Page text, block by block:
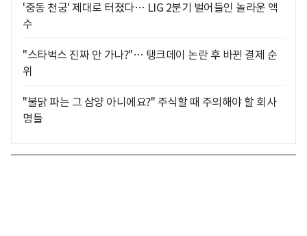
'중동 천궁' 제대로 터졌다… LIG 2분기 벌어들인 놀라운 액
수
"스타벅스 진짜 안 가나?"… 탱크데이 논란 후 바뀐 결제 순
위
"불닭 파는 그 삼양 아니에요?" 주식할 때 주의해야 할 회사
명들